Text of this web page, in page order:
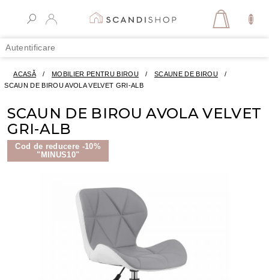
conținut
Autentificare
COŞ
ACASĂ / MOBILIER PENTRU BIROU / SCAUNE DE BIROU
/
SCAUN DE BIROU AVOLA VELVET GRI-ALB
SCAUN DE BIROU AVOLA VELVET
GRI-ALB
Cod de reducere -10%
"MINUS10"